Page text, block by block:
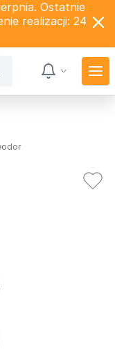
Ostatnie
realizacji: 24